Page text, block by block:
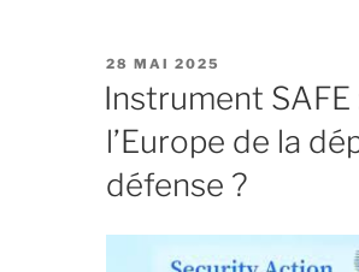
:
quand
l’attente
PUBLIÉ
LE
28 MAI 2025
Instrument
l’Europe de la
défense ?